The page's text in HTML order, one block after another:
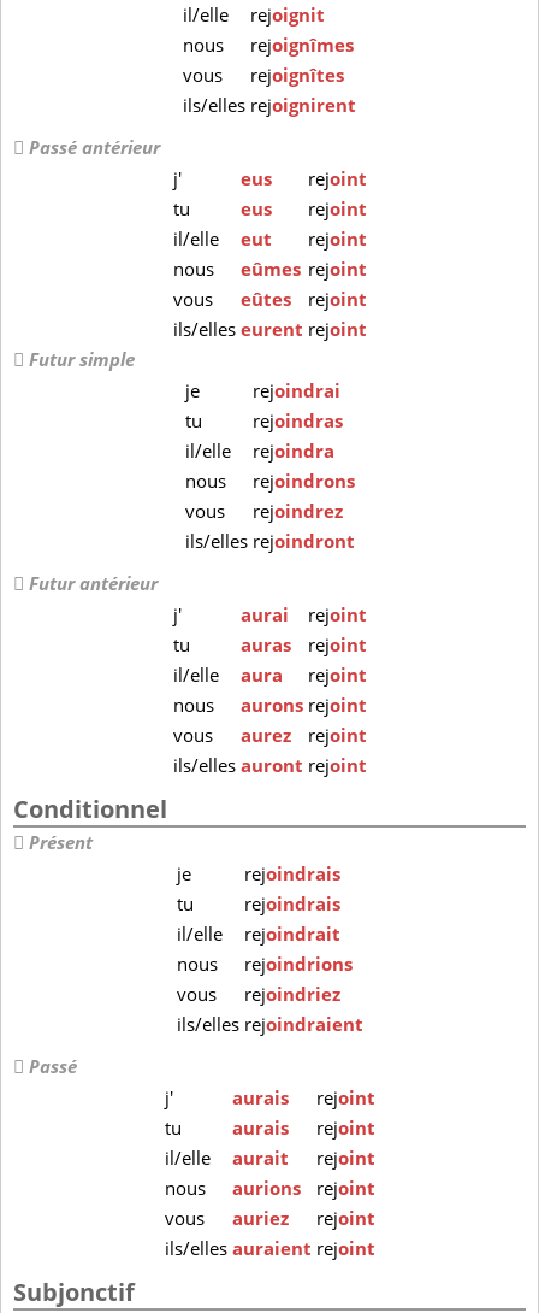
il/elle
rejoignit
nous
rejoignîmes
vous
rejoignîtes
ils/elles rejoignirent
Passé antérieur
j'
eus rejoint
tu
eus rejoint
il/elle
eut rejoint
nous
eûmes rejoint
vous
eûtes rejoint
ils/elles eurent rejoint
Futur simple
je
rejoindrai
tu
rejoindras
il/elle
rejoindra
nous
rejoindrons
vous
rejoindrez
ils/elles rejoindront
Futur antérieur
j'
aurai rejoint
tu
auras rejoint
il/elle
aura rejoint
nous
aurons rejoint
vous
aurez rejoint
ils/elles auront rejoint
Conditionnel
Présent
je
rejoindrais
tu
rejoindrais
il/elle
rejoindrait
nous
rejoindrions
vous
rejoindriez
ils/elles rejoindraient
Passé
j'
aurais rejoint
tu
aurais rejoint
il/elle
aurait rejoint
nous
aurions rejoint
vous
auriez rejoint
ils/elles auraient rejoint
Subjonctif